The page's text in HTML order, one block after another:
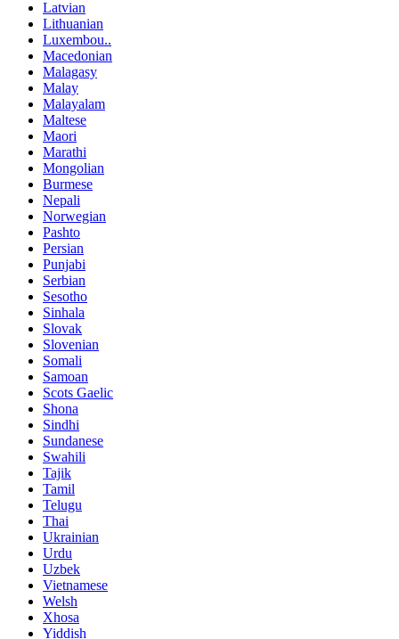
Latvian
Lithuanian
Luxembou..
Macedonian
Malagasy
Malay
Malayalam
Maltese
Maori
Marathi
Mongolian
Burmese
Nepali
Norwegian
Pashto
Persian
Punjabi
Serbian
Sesotho
Sinhala
Slovak
Slovenian
Somali
Samoan
Scots Gaelic
Shona
Sindhi
Sundanese
Swahili
Tajik
Tamil
Telugu
Thai
Ukrainian
Urdu
Uzbek
Vietnamese
Welsh
Xhosa
Yiddish